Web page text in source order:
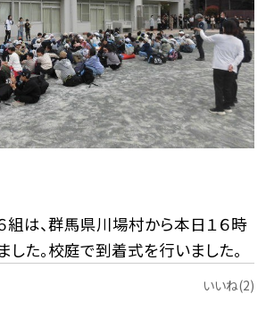
６組は、群馬県川場村から本日１６時
した。校庭で到着式を行いました。
いいね(2)